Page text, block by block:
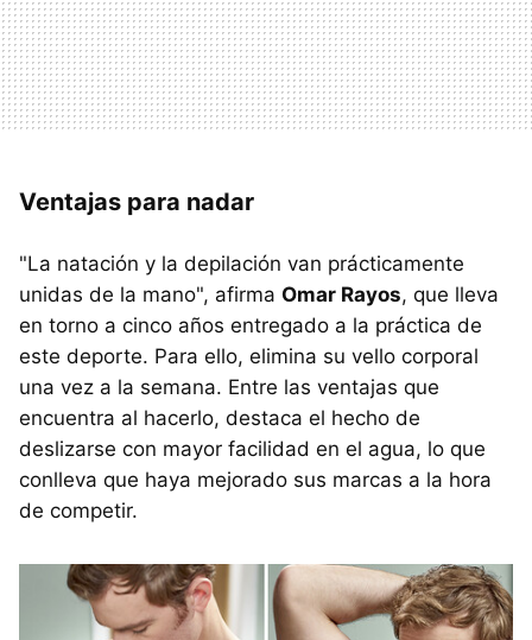
Ventajas para nadar
"La natación y la depilación van prácticamente
unidas de la mano", afirma Omar Rayos, que lleva
en torno a cinco años entregado a la práctica de
este deporte. Para ello, elimina su vello corporal
una vez a la semana. Entre las ventajas que
encuentra al hacerlo, destaca el hecho de
deslizarse con mayor facilidad en el agua, lo que
conlleva que haya mejorado sus marcas a la hora
de competir.